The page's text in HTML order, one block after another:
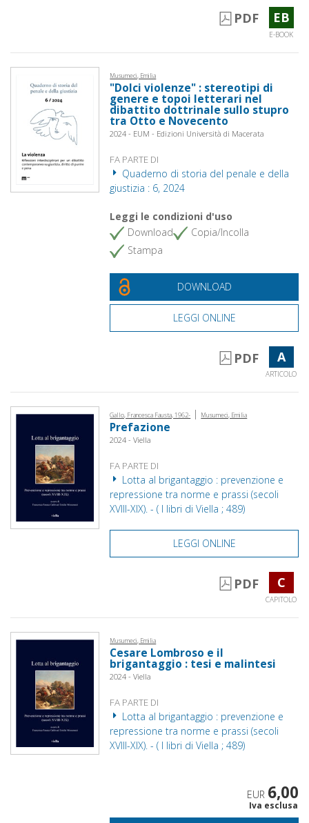
PDF EB
E-BOOK
Musumeci, Emilia
"Dolci violenze" : stereotipi di
genere e topoi letterari nel
dibattito dottrinale sullo stupro
tra Otto e Novecento
2024 - EUM - Edizioni Università di Macerata
FA PARTE DI
Quaderno di storia del penale e della
giustizia : 6, 2024
Leggi le condizioni d'uso
Download
Copia/Incolla
Stampa
DOWNLOAD
LEGGI ONLINE
PDF A
ARTICOLO
Gallo, Francesca Fausta, 1962- | Musumeci, Emilia
Prefazione
2024 - Viella
FA PARTE DI
Lotta al brigantaggio : prevenzione e
repressione tra norme e prassi (secoli
XVIII-XIX). - ( I libri di Viella ; 489)
LEGGI ONLINE
PDF C
CAPITOLO
Musumeci, Emilia
Cesare Lombroso e il
brigantaggio : tesi e malintesi
2024 - Viella
FA PARTE DI
Lotta al brigantaggio : prevenzione e
repressione tra norme e prassi (secoli
XVIII-XIX). - ( I libri di Viella ; 489)
EUR 6,00
Iva esclusa